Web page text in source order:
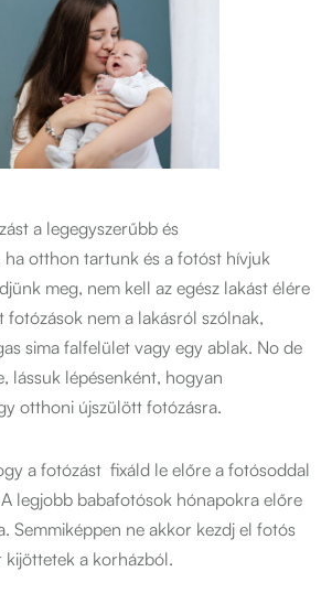
a legegyszerűbb és
ha otthon tartunk és a fotóst hívjuk
meg, nem kell az egész lakást élére
fotózások nem a lakásról szólnak,
sima falfelület vagy egy ablak. No de
lássuk lépésenként, hogyan
otthoni újszülött fotózásra.
a fotózást fixáld le előre a fotósoddal
legjobb babafotósok hónapokra előre
Semmiképpen ne akkor kezdj el fotós
a korházból.